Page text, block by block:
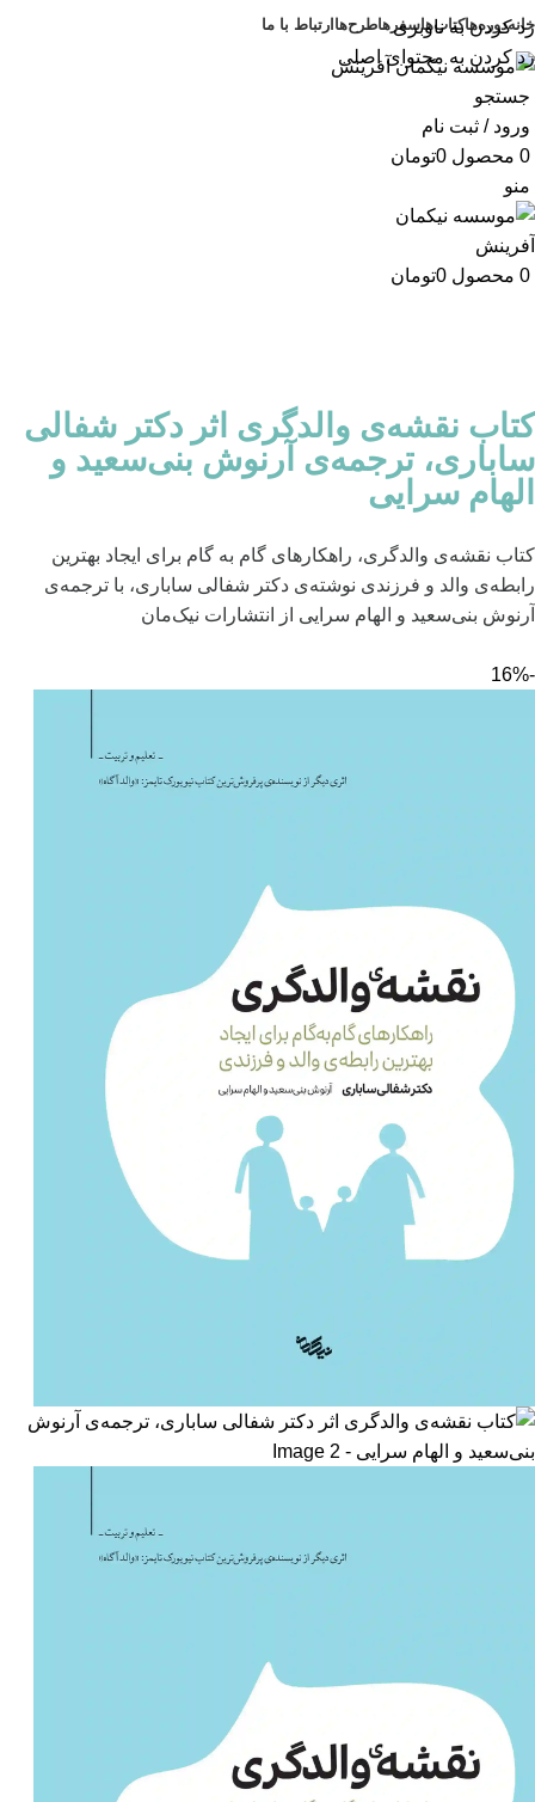
رد کردن به ناوبری
رد کردن به محتوای اصلی
خانهدوره‌هاکتاب‌هاسفرهاطرح‌ها ارتباط با ما
جستجو
ورود / ثبت نام
0 محصول 0تومان
منو
0 محصول 0تومان
کتاب نقشه‌ی والدگری اثر دکتر شفالی
ساباری، ترجمه‌ی آرنوش بنی‌سعید و
الهام سرایی
کتاب نقشه‌ی والدگری، راهکارهای گام به گام برای ایجاد بهترین
رابطه‌ی والد و فرزندی نوشته‌ی دکتر شفالی ساباری، با ترجمه‌ی
آرنوش بنی‌سعید و الهام سرایی از انتشارات نیک‌مان
-16%